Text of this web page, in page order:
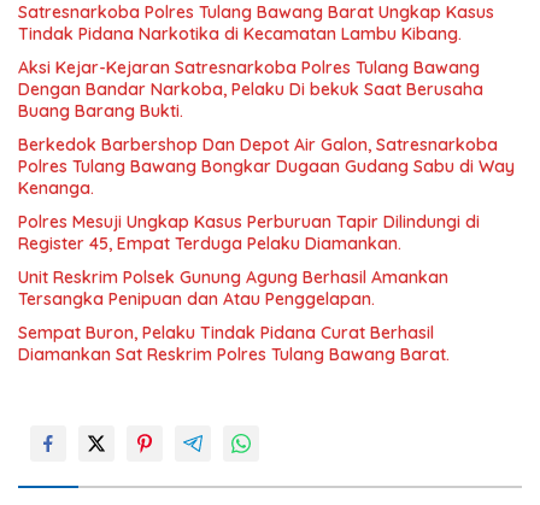
Satresnarkoba Polres Tulang Bawang Barat Ungkap Kasus
Tindak Pidana Narkotika di Kecamatan Lambu Kibang.
Aksi Kejar-Kejaran Satresnarkoba Polres Tulang Bawang
Dengan Bandar Narkoba, Pelaku Di bekuk Saat Berusaha
Buang Barang Bukti.
Berkedok Barbershop Dan Depot Air Galon, Satresnarkoba
Polres Tulang Bawang Bongkar Dugaan Gudang Sabu di Way
Kenanga.
‎Polres Mesuji Ungkap Kasus Perburuan Tapir Dilindungi di
Register 45, Empat Terduga Pelaku Diamankan.
Unit Reskrim Polsek Gunung Agung Berhasil Amankan
Tersangka Penipuan dan Atau Penggelapan.
Sempat Buron, Pelaku Tindak Pidana Curat Berhasil
Diamankan Sat Reskrim Polres Tulang Bawang Barat.